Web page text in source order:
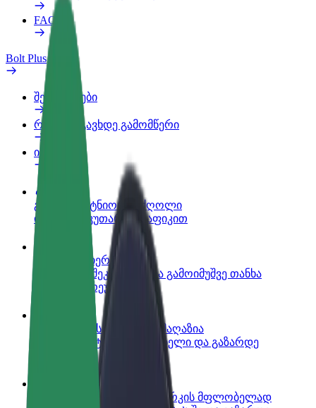
FAQ
Bolt Plus
შეღავათები
როგორ გავხდე გამომწერი
ინფო
გახდი პარტნიორი მძღოლი
იმუშავე საკუთარი გრაფიკით
გახდი კურიერი
შეასრულე შეკვეთები და გამოიმუშვე თანხა
ყოველკვირეულად
დაამატე რესტორანი ან მაღაზია
მოიზიდე მეტი მომხმარებელი და გაზარდე
დარეგისტრირდი ავტოპარკის მფლობელად